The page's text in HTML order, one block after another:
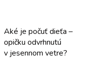
Aké je počuť dieťa –
opičku odvrhnutú
v jesennom vetre?